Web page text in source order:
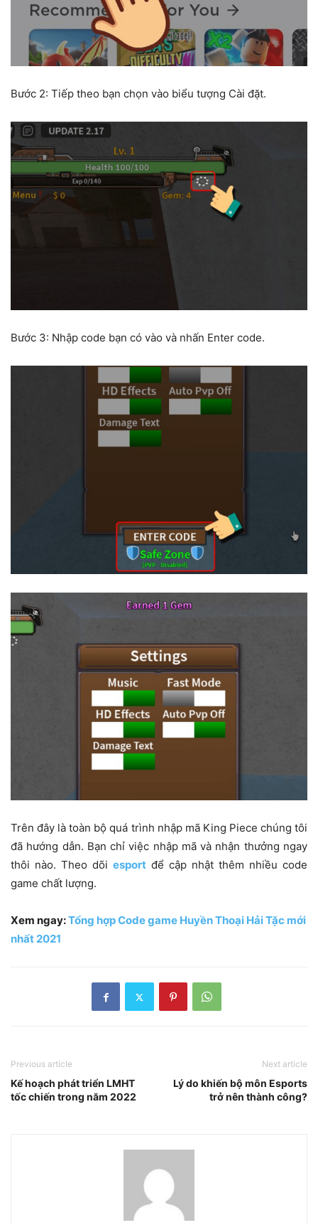
Bước 2: Tiếp theo bạn chọn vào biểu tượng Cài đặt.
Bước 3: Nhập code bạn có vào và nhấn Enter code.
Trên đây là toàn bộ quá trình nhập mã King Piece chúng tôi
đã hướng dẫn. Bạn chỉ việc nhập mã và nhận thưởng ngay
thôi nào. Theo dõi esport để cập nhật thêm nhiều code
game chất lượng.
Xem ngay:Tổng hợp Code game Huyền Thoại Hải Tặc mới
nhất 2021
Previous article
Kế hoạch phát triển LMHT
tốc chiến trong năm 2022
Next article
Lý do khiến bộ môn Esports
trở nên thành công?